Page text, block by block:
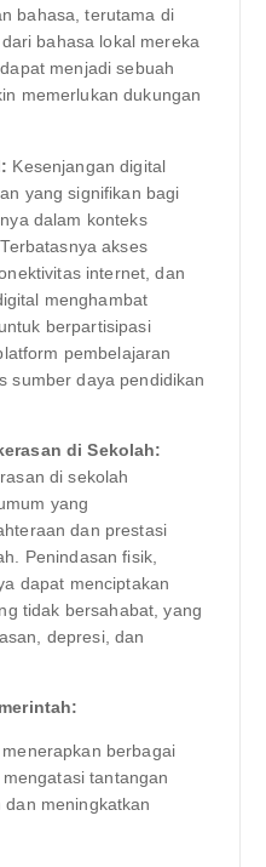
bahasa, terutama di
bahasa lokal mereka
menjadi sebuah
memerlukan dukungan
Kesenjangan digital
yang signifikan bagi
dalam konteks
akses
internet, dan
menghambat
berpartisipasi
pembelajaran
sumber daya pendidikan
di Sekolah:
di sekolah
yang
dan prestasi
Penindasan fisik,
dapat menciptakan
tidak bersahabat, yang
depresi, dan
berbagai
tantangan
meningkatkan